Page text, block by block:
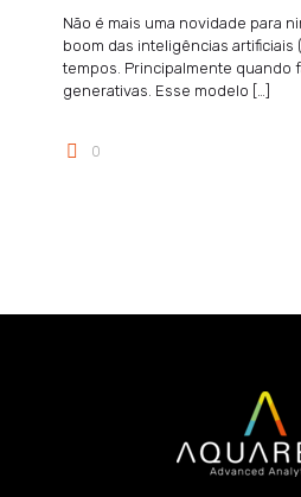
Não é mais uma novidade para
boom das inteligências artificiais
tempos. Principalmente quando
generativas. Esse modelo […]
0